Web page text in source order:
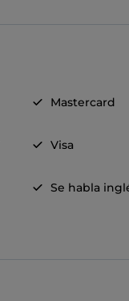
Mastercard
Visa
Se habla